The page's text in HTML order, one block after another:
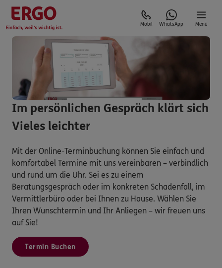
Mobil WhatsApp Menü
Im persönlichen Gespräch klärt sich
Vieles leichter
Mit der Online-Terminbuchung können Sie einfach und
komfortabel Termine mit uns vereinbaren – verbindlich
und rund um die Uhr. Sei es zu einem
Beratungsgespräch oder im konkreten Schadenfall, im
Vermittlerbüro oder bei Ihnen zu Hause. Wählen Sie
Ihren Wunschtermin und Ihr Anliegen – wir freuen uns
auf Sie!
Termin Buchen